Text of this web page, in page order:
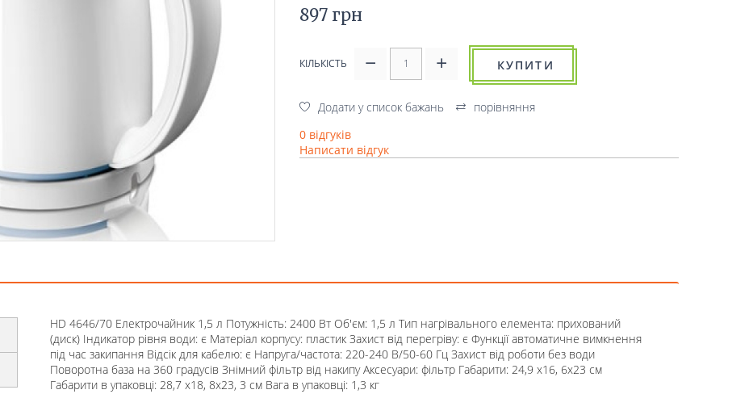
897 грн
КІЛЬКІСТЬ КУПИТИ
Додати у список бажань
порівняння
0 відгуків
Написати відгук
HD 4646/70 Електрочайник 1,5 л Потужність: 2400 Вт Об'єм: 1,5 л Тип нагрівального елемента: прихований
(диск) Індикатор рівня води: є Матеріал корпусу: пластик Захист від перегріву: є Функції автоматичне вимкнення
під час закипання Відсік для кабелю: є Напруга/частота: 220-240 В/50-60 Гц Захист від роботи без води
Поворотна база на 360 градусів Знімний фільтр від накипу Аксесуари: фільтр Габарити: 24,9 х16, 6х23 см
Габарити в упаковці: 28,7 х18, 8х23, 3 см Вага в упаковці: 1,3 кг